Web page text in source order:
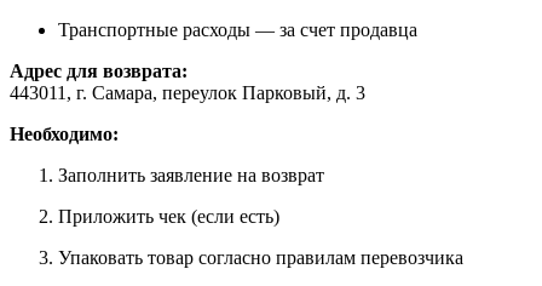
Транспортные расходы — за счет продавца
Адрес для возврата:
443011, г. Самара, переулок Парковый, д. 3
Необходимо:
Заполнить заявление на возврат
Приложить чек (если есть)
Упаковать товар согласно правилам перевозчика